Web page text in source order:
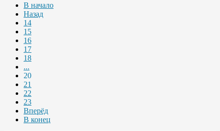
В начало
Назад
14
15
16
17
18
...
20
21
22
23
Вперёд
В конец